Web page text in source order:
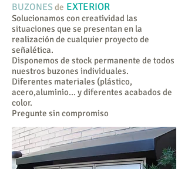
BUZONES de EXTERIOR
Solucionamos con creatividad las
situaciones que se presentan en la
realización de cualquier proyecto de
señalética.
Disponemos de stock permanente de todos
nuestros buzones individuales.
Diferentes materiales (plástico,
acero,aluminio... y diferentes acabados de
color.
Pregunte sin compromiso